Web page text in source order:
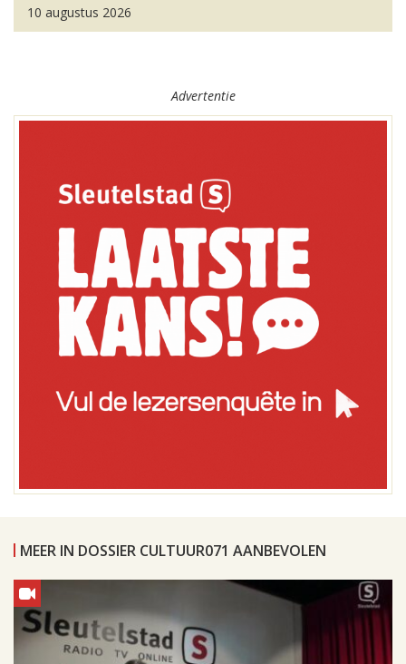
10 augustus 2026
Advertentie
MEER IN DOSSIER CULTUUR071 AANBEVOLEN